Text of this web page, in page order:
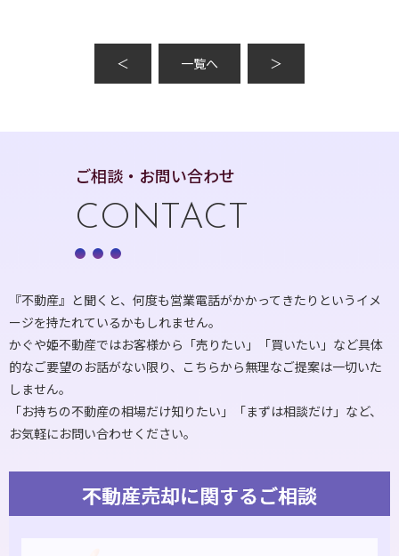
＜ 一覧へ ＞
ご相談・お問い合わせ
CONTACT
『不動産』と聞くと、何度も営業電話がかかってきたりというイメ
ージを持たれているかもしれません。
かぐや姫不動産ではお客様から「売りたい」「買いたい」など具体
的なご要望のお話がない限り、こちらから無理なご提案は一切いた
しません。
「お持ちの不動産の相場だけ知りたい」「まずは相談だけ」など、
お気軽にお問い合わせください。